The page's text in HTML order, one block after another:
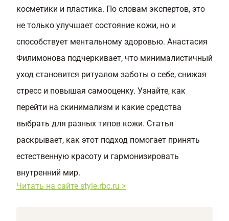
косметики и пластика. По словам экспертов, это
не только улучшает состояние кожи, но и
способствует ментальному здоровью. Анастасия
Филимонова подчеркивает, что минималистичный
уход становится ритуалом заботы о себе, снижая
стресс и повышая самооценку. Узнайте, как
перейти на скинимализм и какие средства
выбрать для разных типов кожи. Статья
раскрывает, как этот подход помогает принять
естественную красоту и гармонизировать
внутренний мир.
Читать на сайте style.rbc.ru >